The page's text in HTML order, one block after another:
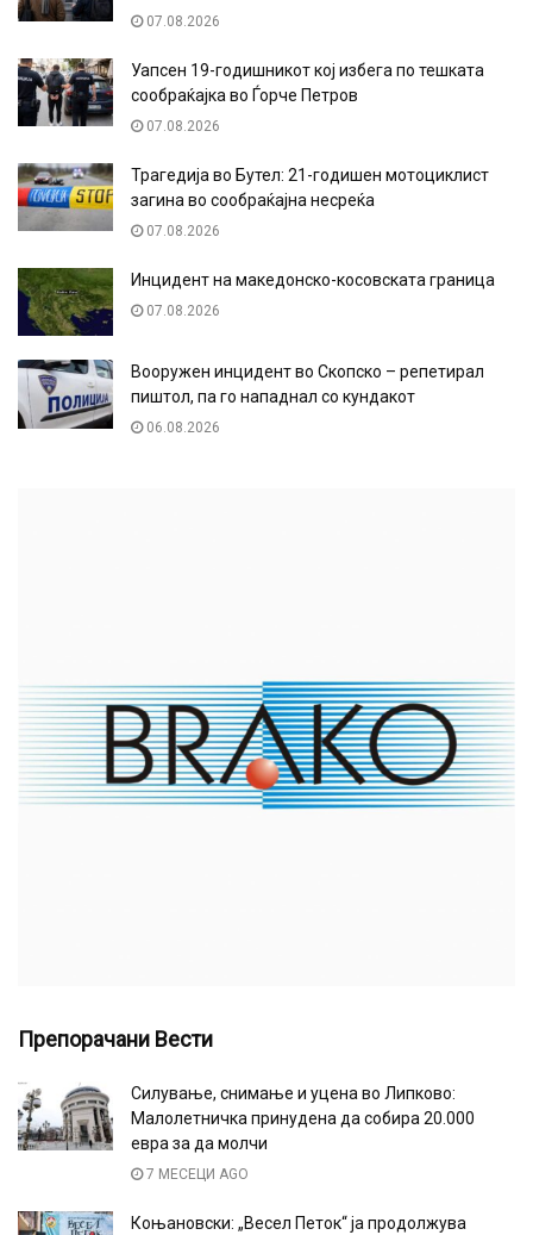
07.08.2026
Уапсен 19-годишникот кој избега по тешката
сообраќајка во Ѓорче Петров
07.08.2026
Трагедија во Бутел: 21-годишен мотоциклист
загина во сообраќајна несреќа
07.08.2026
Инцидент на македонско-косовската граница
07.08.2026
Вооружен инцидент во Скопско – репетирал
пиштол, па го нападнал со кундакот
06.08.2026
Препорачани Вести
Силување, снимање и уцена во Липково:
Малолетничка принудена да собира 20.000
евра за да молчи
7 МЕСЕЦИ AGO
Коњановски: „Весел Петок“ ја продолжува